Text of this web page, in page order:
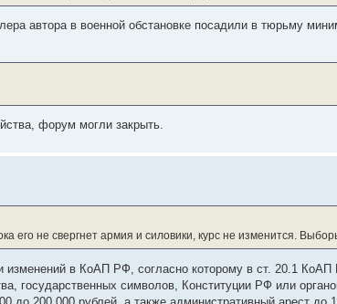
автора в военной обстановке посадили в тюрьму
форум могли закрыть.
его не свергнет армия и силовики, курс не изменится.
в КоАП РФ, согласно которому в ст. 20.1
государственных символов, Конституции РФ или